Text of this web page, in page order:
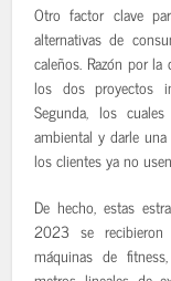
Otro factor clave
alternativas de
caleños. Razón por
los dos proyectos
Segunda, los
ambiental y darle
los clientes ya no
De hecho, estas
2023 se
máquinas de